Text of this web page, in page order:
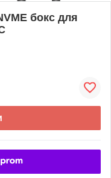
бокс для